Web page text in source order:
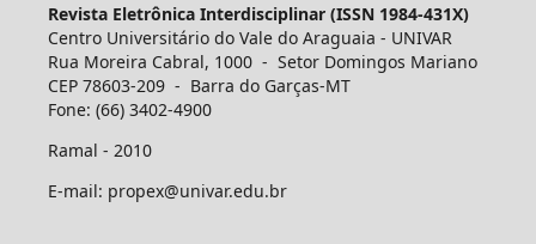
Revista Eletrônica Interdisciplinar (ISSN 1984-431X)
Centro Universitário do Vale do Araguaia - UNIVAR
Rua Moreira Cabral, 1000 - Setor Domingos Mariano
CEP 78603-209 - Barra do Garças-MT
Fone: (66) 3402-4900
Ramal - 2010
E-mail: propex@univar.edu.br